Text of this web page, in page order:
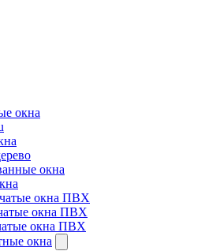
окна
окна
окна ПВХ
окна ПВХ
окна ПВХ
окна